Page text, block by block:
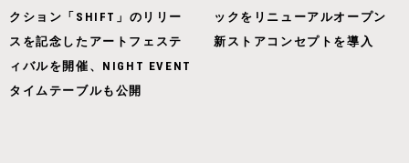
クション「SHIFT」のリリー
スを記念したアートフェステ
ィバルを開催、NIGHT EVENT
タイムテーブルも公開
ックをリニューアルオープン
新ストアコンセプトを導入